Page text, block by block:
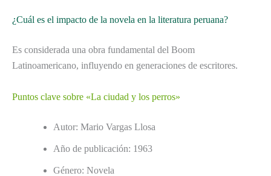
¿Cuál es el impacto de la novela en la literatura peruana?
Es considerada una obra fundamental del Boom
Latinoamericano, influyendo en generaciones de escritores.
Puntos clave sobre «La ciudad y los perros»
Autor: Mario Vargas Llosa
Año de publicación: 1963
Género: Novela